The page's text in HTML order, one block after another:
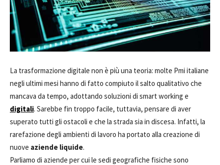
La trasformazione digitale non è più una teoria: molte Pmi italiane
negli ultimi mesi hanno di fatto compiuto il salto qualitativo che
mancava da tempo, adottando soluzioni di smart working e
digitali. Sarebbe fin troppo facile, tuttavia, pensare di aver
superato tutti gli ostacoli e che la strada sia in discesa. Infatti, la
rarefazione degli ambienti di lavoro ha portato alla creazione di
nuove aziende liquide.
Parliamo di aziende per cui le sedi geografiche fisiche sono